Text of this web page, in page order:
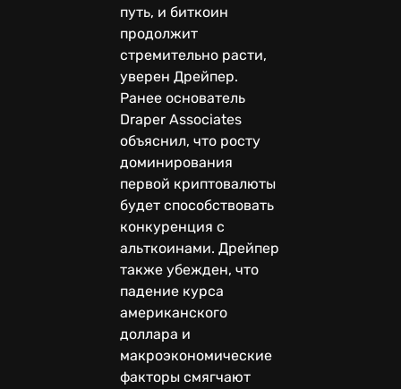
путь, и биткоин
продолжит
стремительно расти,
уверен Дрейпер.
Ранее основатель
Draper Associates
объяснил, что росту
доминирования
первой криптовалюты
будет способствовать
конкуренция с
альткоинами. Дрейпер
также убежден, что
падение курса
американского
доллара и
макроэкономические
факторы смягчают